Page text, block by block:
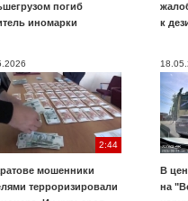
погиб
иномарки
к
2:44
мошенники
терроризировали
В
на